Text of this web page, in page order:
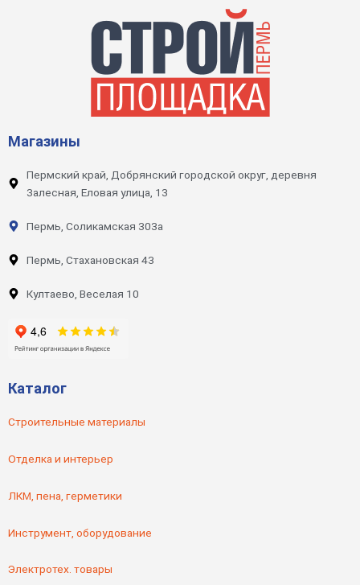
Магазины
Пермский край, Добрянский городской округ, деревня
Залесная, Еловая улица, 13
Пермь, Соликамская 303а
Пермь, Стахановская 43
Култаево, Веселая 10
Каталог
Строительные материалы
Отделка и интерьер
ЛКМ, пена, герметики
Инструмент, оборудование
Электротех. товары